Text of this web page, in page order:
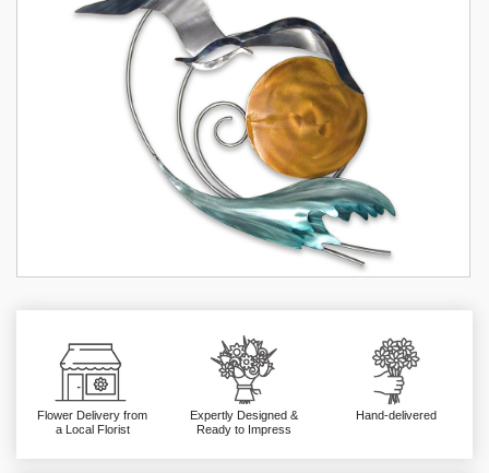
Flower Delivery from
a Local Florist
Expertly Designed &
Ready to Impress
Hand-delivered